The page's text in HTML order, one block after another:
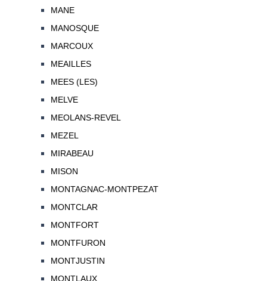
MANE
MANOSQUE
MARCOUX
MEAILLES
MEES (LES)
MELVE
MEOLANS-REVEL
MEZEL
MIRABEAU
MISON
MONTAGNAC-MONTPEZAT
MONTCLAR
MONTFORT
MONTFURON
MONTJUSTIN
MONTLAUX